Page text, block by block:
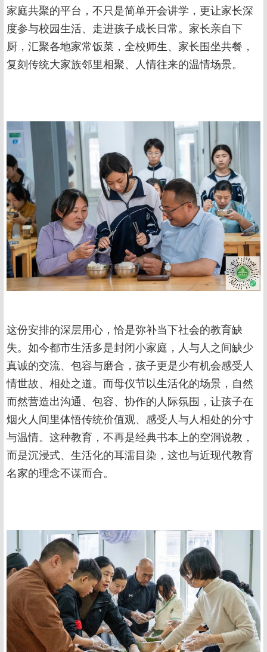
家庭共聚的平台，不只是简单开会讲学，更让家长深
度参与校园生活、走进孩子成长日常。家长亲自下
厨，汇聚各地家常饭菜，全校师生、家长围坐共餐，
复刻传统大家族邻里相聚、人情往来的温情场景。
这份安排的深层用心，恰是弥补当下社会的教育缺
失。如今都市生活多是封闭小家庭，人与人之间缺少
真诚的交流、包容与磨合，孩子更是少有机会感受人
情世故、相处之道。而母仪节以生活化的场景，自然
而然营造出沟通、包容、协作的人际氛围，让孩子在
烟火人间里体悟传统价值观、感受人与人相处的分寸
与温情。这种教育，不再是经典书本上的空洞说教，
而是沉浸式、生活化的耳濡目染，这也与近现代教育
名家的理念不谋而合。